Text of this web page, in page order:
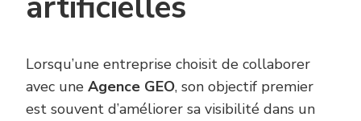
Lorsqu’une entreprise choisit de collaborer
avec une Agence GEO, son objectif premier
est souvent d’améliorer sa visibilité dans un